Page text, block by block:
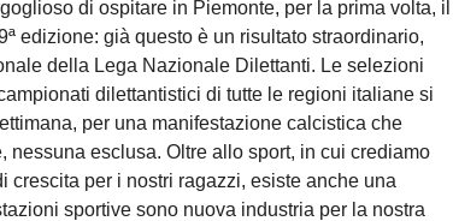
di ospitare in Piemonte, per la prima volta, il
edizione: già questo è un risultato straordinario,
della Lega Nazionale Dilettanti. Le selezioni
dilettantistici di tutte le regioni italiane si
per una manifestazione calcistica che
nessuna esclusa. Oltre allo sport, in cui crediamo
crescita per i nostri ragazzi, esiste anche una
sportive sono nuova industria per la nostra